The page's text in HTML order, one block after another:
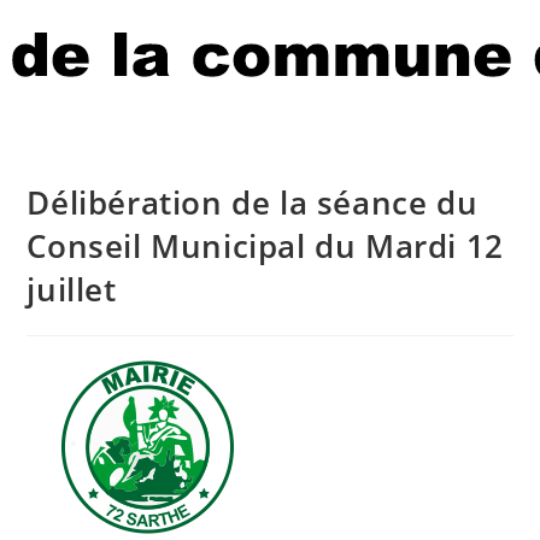
Délibération de la séance du
Conseil Municipal du Mardi 12
juillet